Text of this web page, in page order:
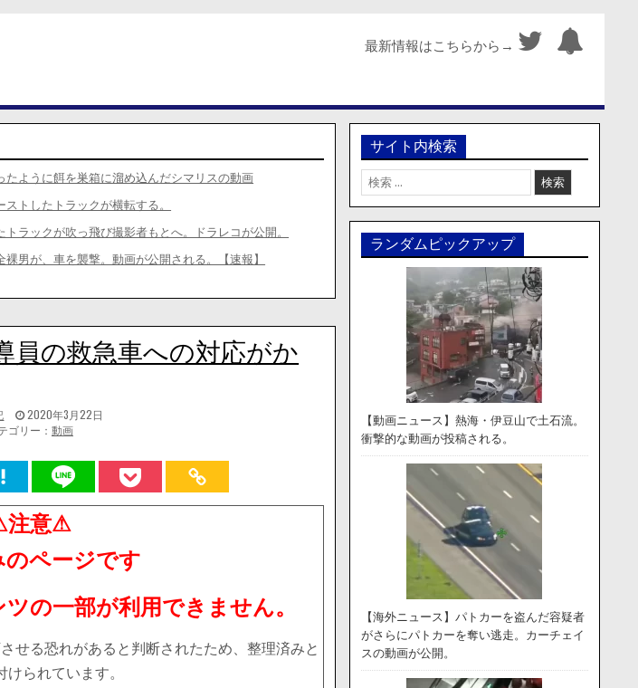
最新情報はこちらから→
たように餌を巣箱に溜め込んだシマリスの動画
トしたトラックが横転する。
ラックが吹っ飛び撮影者もとへ。ドラレコが公開。
男が、車を襲撃。動画が公開される。【速報】
員の救急車への対応がか
掲
載
2020年3月22日
ゴリー： 動画
意⚠
のページです
の一部が利用できません。
せる恐れがあると判断されたため、整理済みと
けられています。
サイト内検索
検
索:
ランダムピックアップ
【動画ニュース】熱海・伊豆山で土石流。
衝撃的な動画が投稿される。
【海外ニュース】パトカーを盗んだ容疑者
がさらにパトカーを奪い逃走。カーチェイ
スの動画が公開。